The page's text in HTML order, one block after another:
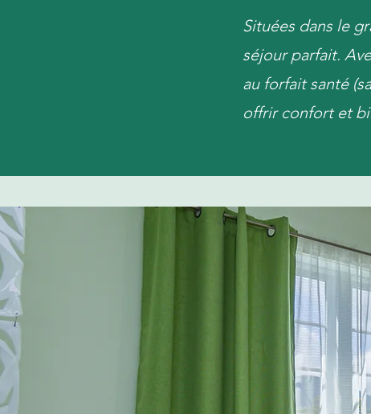
Situées dans le
séjour parfait.
au forfait santé
offrir confort et